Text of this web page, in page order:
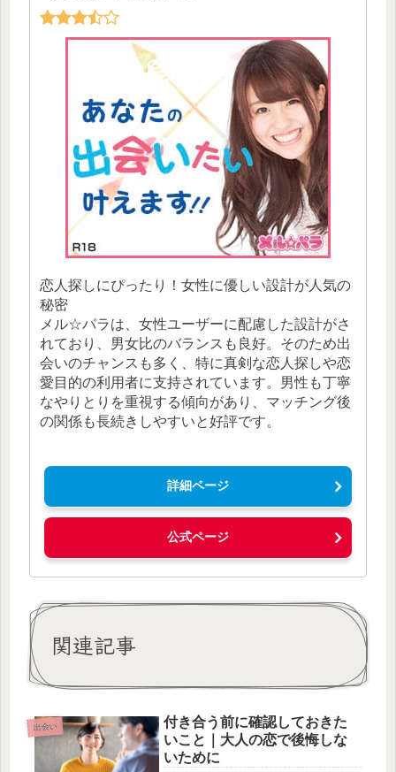
恋人探しにぴったり！女性に優しい設計が人気の
秘密
メル☆パラは、女性ユーザーに配慮した設計がさ
れており、男女比のバランスも良好。そのため出
会いのチャンスも多く、特に真剣な恋人探しや恋
愛目的の利用者に支持されています。男性も丁寧
なやりとりを重視する傾向があり、マッチング後
の関係も長続きしやすいと好評です。
詳細ページ
公式ページ
関連記事
出会い
付き合う前に確認しておきた
いこと｜大人の恋で後悔しな
いために